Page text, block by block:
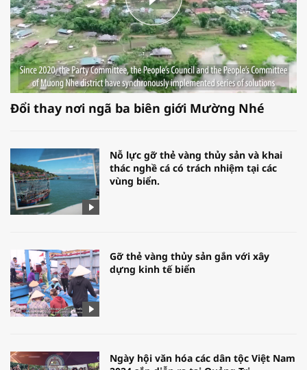
Đổi thay nơi ngã ba biên giới Mường Nhé
Nỗ lực gỡ thẻ vàng thủy sản và khai
thác nghề cá có trách nhiệm tại các
vùng biển.
Gỡ thẻ vàng thủy sản gắn với xây
dựng kinh tế biển
Ngày hội văn hóa các dân tộc Việt Nam